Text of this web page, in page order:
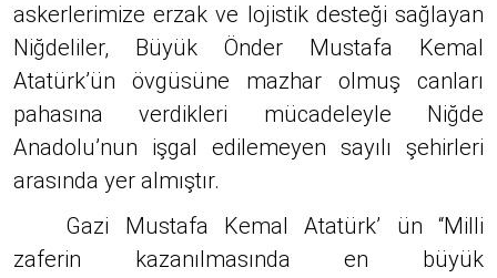
askerlerimize erzak ve lojistik desteği sağlayan
Niğdeliler, Büyük Önder Mustafa Kemal
Atatürk’ün övgüsüne mazhar olmuş canları
pahasına verdikleri mücadeleyle Niğde
Anadolu’nun işgal edilemeyen sayılı şehirleri
arasında yer almıştır.
Gazi Mustafa Kemal Atatürk’ ün “Milli
zaferin kazanılmasında en büyük